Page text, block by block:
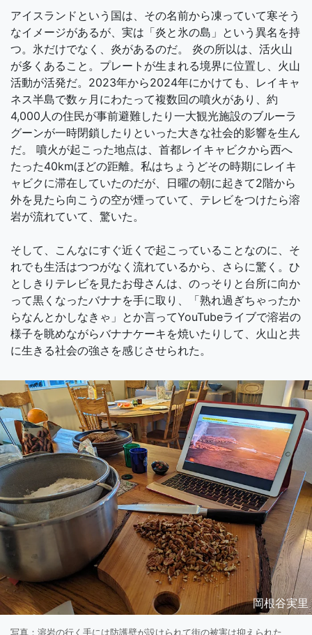
アイスランドという国は、その名前から凍っていて寒そう
なイメージがあるが、実は「炎と氷の島」という異名を持
つ。氷だけでなく、炎があるのだ。 炎の所以は、活火山
が多くあること。プレートが生まれる境界に位置し、火山
活動が活発だ。2023年から2024年にかけても、レイキャ
ネス半島で数ヶ月にわたって複数回の噴火があり、約
4,000人の住民が事前避難したり一大観光施設のブルーラ
グーンが一時閉鎖したりといった大きな社会的影響を生ん
だ。 噴火が起こった地点は、首都レイキャビクから西へ
たった40kmほどの距離。私はちょうどその時期にレイキ
ャビクに滞在していたのだが、日曜の朝に起きて2階から
外を見たら向こうの空が煙っていて、テレビをつけたら溶
岩が流れていて、驚いた。
そして、こんなにすぐ近くで起こっていることなのに、そ
れでも生活はつつがなく流れているから、さらに驚く。ひ
としきりテレビを見たお母さんは、のっそりと台所に向か
って黒くなったバナナを手に取り、「熟れ過ぎちゃったか
らなんとかしなきゃ」とか言ってYouTubeライブで溶岩の
様子を眺めながらバナナケーキを焼いたりして、火山と共
に生きる社会の強さを感じさせられた。
岡根谷実里
写真：溶岩の行く手には防護壁が設けられて街の被害は抑えられた